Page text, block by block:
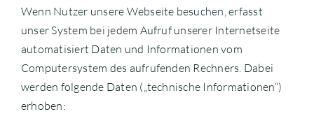
Wenn Nutzer unsere Webseite besuchen, erfasst
unser System bei jedem Aufruf unserer Internetseite
automatisiert Daten und Informationen vom
Computersystem des aufrufenden Rechners. Dabei
werden folgende Daten („technische Informationen“)
erhoben: